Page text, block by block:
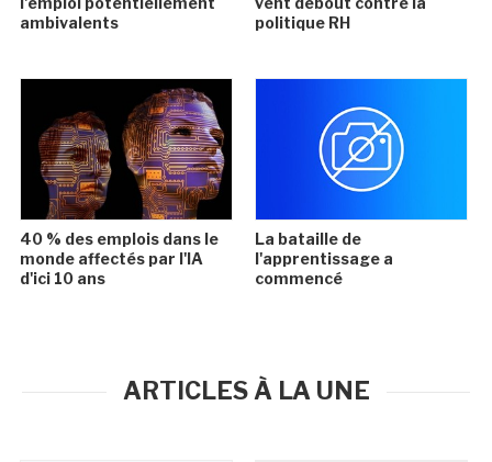
ambivalents
politique RH
40 % des emplois dans le
monde affectés par l'IA
d'ici 10 ans
La bataille de
l'apprentissage a
commencé
ARTICLES À LA UNE